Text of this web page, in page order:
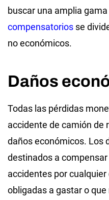
buscar una amplia
compensatorios se
no económicos.
Daños
Todas las pérdidas
accidente de camión de
daños económicos. Los
destinados a
accidentes por
obligadas a gastar o